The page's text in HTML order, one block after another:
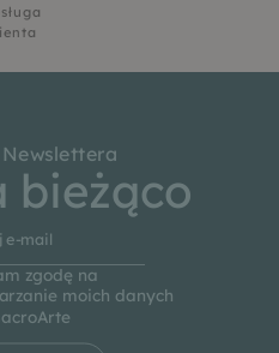
Newslettera
bieżąco
zgodę na
moich danych